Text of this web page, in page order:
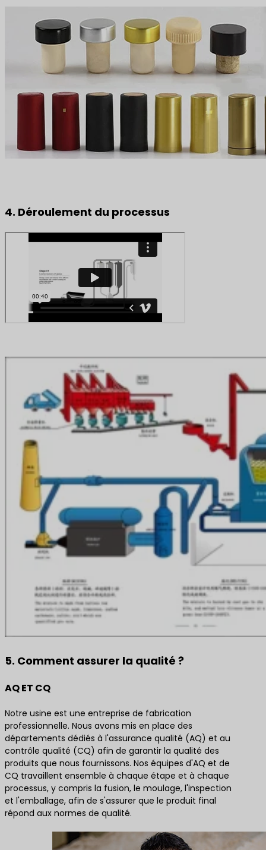
4. Déroulement du processus
5. Comment assurer la qualité ?
AQ ET CQ
Notre usine est une entreprise de fabrication
professionnelle. Nous avons mis en place des
départements dédiés à l'assurance qualité (AQ) et au
contrôle qualité (CQ) afin de garantir la qualité des
produits que nous fournissons. Nos équipes d'AQ et de
CQ travaillent ensemble à chaque étape et à chaque
processus, y compris la fusion, le moulage, l'inspection
et l'emballage, afin de s'assurer que le produit final
répond aux normes de qualité.